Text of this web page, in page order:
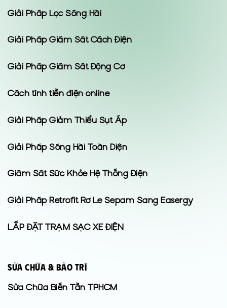
Giải Pháp Lọc Sóng Hài
Giải Pháp Giám Sát Cách Điện
Giải Pháp Giám Sát Động Cơ
Cách tính tiền điện online
Giải Pháp Giảm Thiểu Sụt Áp
Giải Pháp Sóng Hài Toàn Diện
Giám Sát Sức Khỏe Hệ Thống Điện
Giải Pháp Retrofit Rơ Le Sepam Sang Easergy
LẮP ĐẶT TRẠM SẠC XE ĐIỆN
Sửa Chữa & Bảo Trì
Sửa Chữa Biến Tần TPHCM